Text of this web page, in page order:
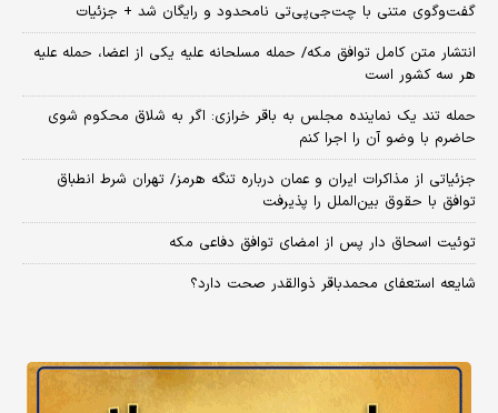
گفت‌وگوی متنی با چت‌جی‌پی‌تی نامحدود و رایگان شد + جزئیات
انتشار متن کامل توافق مکه/ حمله مسلحانه علیه یکی از اعضا، حمله علیه
هر سه کشور است
حمله تند یک نماینده مجلس به باقر خرازی: اگر به شلاق محکوم شوی
حاضرم با وضو آن را اجرا کنم
جزئیاتی از مذاکرات ایران و عمان درباره تنگه هرمز/ تهران شرط انطباق
توافق با حقوق بین‌الملل را پذیرفت
توئیت اسحاق دار پس از امضای توافق دفاعی مکه
شایعه استعفای محمدباقر ذوالقدر صحت دارد؟